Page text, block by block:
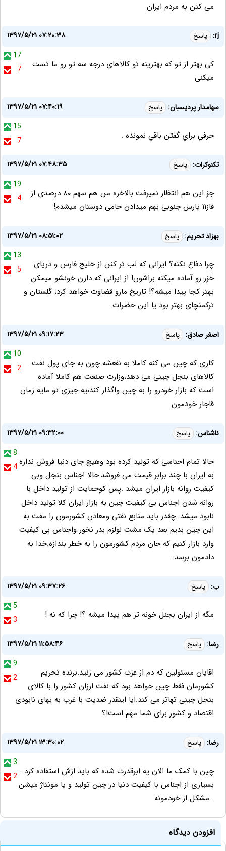
می کنن به مردم ایران
rj: پاسخ
۱۳۹۷/۵/۲۱ ۰۷:۲۰:۳۸
17
7
کی بهتر از تو که بهترینه تو کالاهای درجه سه تو رو ما تست
میکنی
سهامدار پرديسبان: پاسخ
۱۳۹۷/۵/۲۱ ۰۷:۴۰:۱۹
15
7
حرفي براي گفتن باقي نمونده .
تکنوکرات: پاسخ
۱۳۹۷/۵/۲۱ ۰۷:۴۸:۳۵
19
4
جز این هم انتظار نمیرفت بالاخره من هم سهم ۸۰ درصدی از
فاز۱۱ پارس جنوبی بهم میدادن حامی دوستان میشدم!
بهزاد تحریم: پاسخ
۱۳۹۷/۵/۲۱ ۰۸:۵۱:۰۲
13
5
چرا دفاع نکنه؟ ایرانی که لب تر کنن از خلیج فارس و دریای
خزر رو آماده میکنه براشون! از ایرانی که دارن خونشو میمکن
بهتر کجا پیدا میشه؟! تاریخ مارو قضاوت خواهد کرد، گلستان و
ترکمنچای بهتر بود یا این حضرات.
اصغر صادق: پاسخ
۱۳۹۷/۵/۲۱ ۰۹:۱۷:۲۳
10
2
کاری که چین می کنه کاملا به نفعشه چون به جای پول نفت
کالاهای بنجل چینی می دهد،وزارت صنعت هم کاملا آماده
است که بازار خودرو را به چین واگذار کند،یه جیزی تو مایه زمان
قاجار خودمون
ناشناس: پاسخ
۱۳۹۷/۵/۲۱ ۰۹:۳۲:۰۰
8
4حالا تمام اجناسی که تولید کرده بود وهیچ جای دنیا فروش نداره
به ایران با چند برابر قیمت می فروشد.حالا اجناس بنجل وبی
کیفیت روانه بازار ایران میشد .پس کوحمایت از تولید داخل با
روانه شدن اجناس بی کیفیت چین به بازار ایران کلا تولید داخل
نابود میشد .چقدر باید منابع نفتی ومعادن کشورمون را مفت به
این چین بدیم بعد یک مشت لولزم بدر نخور واجناس بی کیفیت
وارد بازار کنیم که جان مردم کشورمون را به خطر بندازه.خدا به
دادمون برسد.
ب: پاسخ
۱۳۹۷/۵/۲۱ ۰۹:۳۷:۲۶
5
3
مگه از ایران بجنل خونه تر هم پیدا میشه ؟! چرا که نه !
رضا: پاسخ
۱۳۹۷/۵/۲۱ ۱۱:۵۸:۴۶
9
2
اقایان مسئولین که دم از عزت کشور می زنید.برنده تحریم
کشورمان فقط چین خواهد بود که نفت ارزان کشور را با کالای
بنجل چینی تهاتر می کند.ایا اینقدر ضدیت با غرب به بهای نابودی
اقتصاد و کشور برای شما مهم است!؟
رضا: پاسخ
۱۳۹۷/۵/۲۱ ۱۳:۳۰:۰۲
3
2 چین با کمک ما الان یه ابرقدرت شده که باید ازش استفاده کرد .
بسیاری از اجناس با کیفیت دنیا در چین تولید و یا مونتاژ میشن
. مشکل از خودمونه
افزودن دیدگاه